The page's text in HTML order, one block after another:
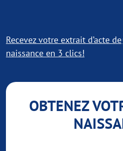
Recevez votre extrait d’acte de
naissance en 3 clics!
OBTENEZ